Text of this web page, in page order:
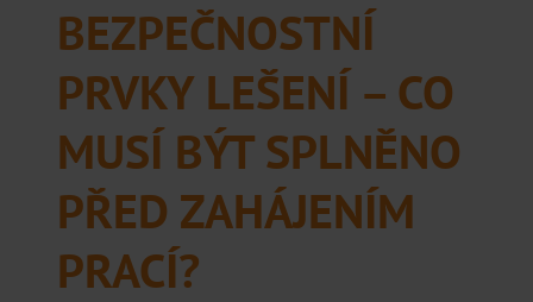
BEZPEČNOSTNÍ
PRVKY LEŠENÍ – CO
MUSÍ BÝT SPLNĚNO
PŘED ZAHÁJENÍM
PRACÍ?